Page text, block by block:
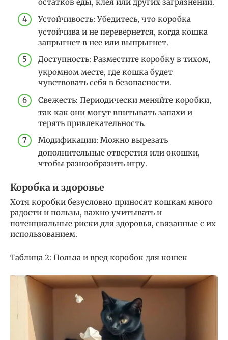
Устойчивость: Убедитесь, что коробка
устойчива и не перевернется, когда кошка
запрыгнет в нее или выпрыгнет.
Доступность: Разместите коробку в тихом,
укромном месте, где кошка будет
чувствовать себя в безопасности.
Свежесть: Периодически меняйте коробки,
так как они могут впитывать запахи и
терять привлекательность.
Модификации: Можно вырезать
дополнительные отверстия или окошки,
чтобы разнообразить игру.
Коробка и здоровье
Хотя коробки безусловно приносят кошкам много
радости и пользы, важно учитывать и
потенциальные риски для здоровья, связанные с их
использованием.
Таблица 2: Польза и вред коробок для кошек